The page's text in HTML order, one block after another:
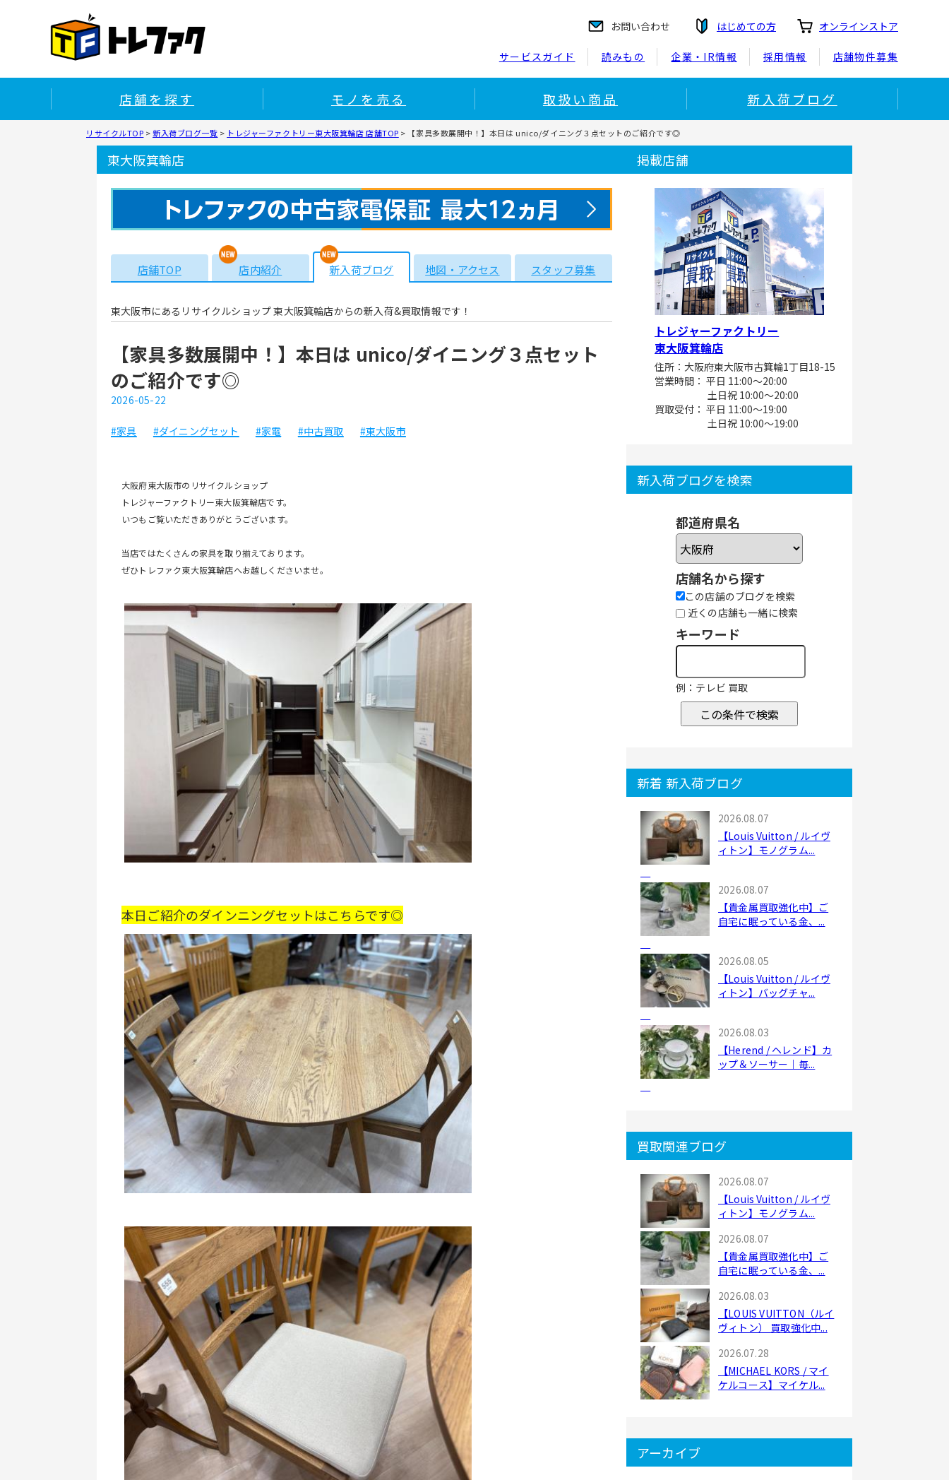
お問い合わせ はじめての方 オンラインストア
サービスガイド 読みもの 企業・IR情報 採用情報 店舗物件募集
店舗を探す モノを売る 取扱い商品 新入荷ブログ
リサイクルTOP >新入荷ブログ一覧 > トレジャーファクトリー東大阪箕輪店 店舗TOP > 【家具多数展開中！】本日は unico/ダイニング３点セットのご紹介です◎
東大阪箕輪店
店舗TOP 店内紹介 新入荷ブログ 地図・アクセス スタッフ募集
東大阪市にあるリサイクルショップ 東大阪箕輪店からの新入荷&買取情報です！
【家具多数展開中！】本日は unico/ダイニング３点セット
のご紹介です◎
2026-05-22
#家具 #ダイニングセット #家電 #中古買取 #東大阪市
大阪府東大阪市のリサイクルショップ
トレジャーファクトリー東大阪箕輪店です。
いつもご覧いただきありがとうございます。
当店ではたくさんの家具を取り揃えております。
ぜひトレファク東大阪箕輪店へお越しくださいませ。
本日ご紹介のダインニングセットはこちらです◎
掲載店舗
トレジャーファクトリー
東大阪箕輪店
住所：大阪府東大阪市古箕輪1丁目18-15
営業時間： 平日 11:00～20:00
土日祝 10:00～20:00
買取受付： 平日 11:00～19:00
土日祝 10:00～19:00
新入荷ブログを検索
都道府県名
店舗名から探す
この店舗のブログを検索
近くの店舗も一緒に検索
キーワード
例：テレビ 買取
この条件で検索
新着 新入荷ブログ
2026.08.07
【Louis Vuitton / ルイヴ
ィトン】モノグラム...
2026.08.07
【貴金属買取強化中】ご
自宅に眠っている金、...
2026.08.05
【Louis Vuitton / ルイヴ
ィトン】バッグチャ...
2026.08.03
【Herend / ヘレンド】カ
ップ＆ソーサー｜毎...
買取関連ブログ
2026.08.07
【Louis Vuitton / ルイヴ
ィトン】モノグラム...
2026.08.07
【貴金属買取強化中】ご
自宅に眠っている金、...
2026.08.03
【LOUIS VUITTON（ルイ
ヴィトン） 買取強化中...
2026.07.28
【MICHAEL KORS / マイ
ケルコース】マイケル...
アーカイブ